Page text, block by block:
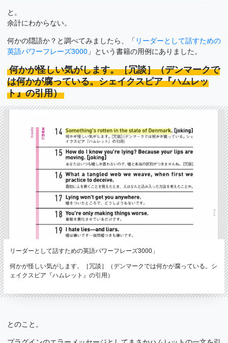
と。
余計にわからない。
何かの隠語か？と調べてみましたら、「 リーダーとして話すための
英語パワーフレーズ3000 」という書籍の用例にありました。
何かが怪しい気がします。［冗談］（デンマークで
は何かが腐っている。シェイクスピア『ハムレッ
ト』の引用）
リーダーとして話すための英語パワーフレーズ3000」
何かが怪しい気がします。［冗談］（デンマークでは何かが腐っている。シ
ェイクスピア『ハムレット』の引用）
とのこと。